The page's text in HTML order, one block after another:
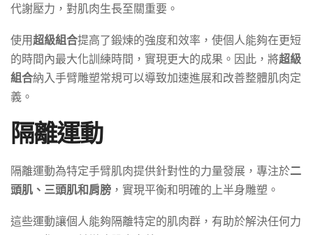
代謝壓力，對肌肉生長至關重要。
使用超級組合提高了鍛煉的強度和效率，使個人能夠在更短
的時間內最大化訓練時間，實現更大的成果。因此，將超級
組合納入手臂雕塑常規可以導致加速進展和改善整體肌肉定
義。
隔離運動
隔離運動為特定手臂肌肉提供針對性的力量發展，專注於二
頭肌、三頭肌和肩膀 ，實現平衡和明確的上半身雕塑。
這些運動讓個人能夠隔離特定的肌肉群，有助於解決任何力